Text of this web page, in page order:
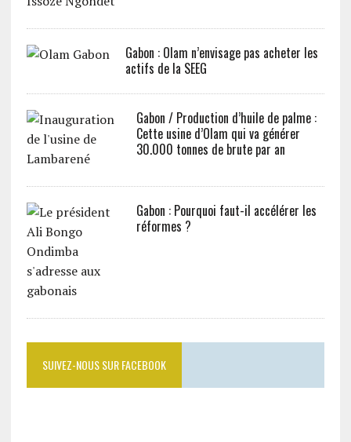
Gabon : Olam n’envisage pas acheter les
actifs de la SEEG
Gabon / Production d’huile de palme :
Cette usine d’Olam qui va générer
30.000 tonnes de brute par an
Gabon : Pourquoi faut-il accélérer les
réformes ?
SUIVEZ-NOUS SUR FACEBOOK